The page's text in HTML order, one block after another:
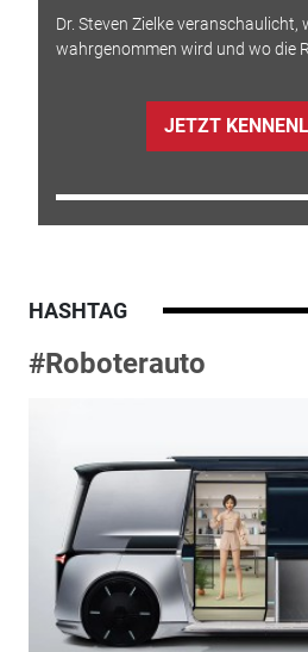
Dr. Steven Zielke veranschaulicht,
wahrgenommen wird und wo die
JETZT
HASHTAG
#Roboterauto